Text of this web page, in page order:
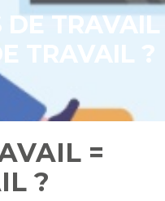
TRAVAIL
TRAVAIL ?
=
?